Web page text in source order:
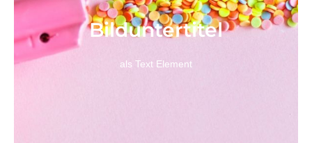
Bild­unter­titel
als Text Element